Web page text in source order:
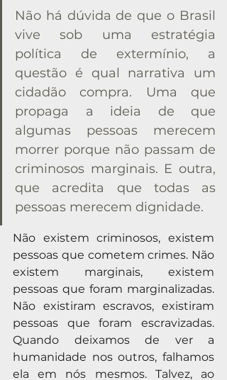
Não há dúvida de que o Brasil
vive sob uma estratégia
política de extermínio, a
questão é qual narrativa um
cidadão compra. Uma que
propaga a ideia de que
algumas pessoas merecem
morrer porque não passam de
criminosos marginais. E outra,
que acredita que todas as
pessoas merecem dignidade.
Não existem criminosos, existem
pessoas que cometem crimes. Não
existem marginais, existem
pessoas que foram marginalizadas.
Não existiram escravos, existiram
pessoas que foram escravizadas.
Quando deixamos de ver a
humanidade nos outros, falhamos
ela em nós mesmos. Talvez, ao